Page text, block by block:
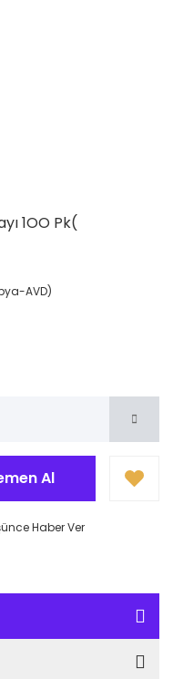
1OO Pk(
AVD)
Al
Haber Ver